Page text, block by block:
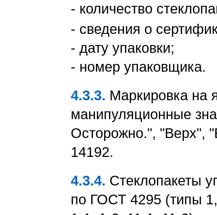
- количество
- сведения о
- дату упаковки;
- номер упаковщика.
4.3.3. Маркировка на
манипуляционные
Осторожно.", "Верх",
14192.
4.3.4. Стеклопакеты
по ГОСТ 4295 (типы